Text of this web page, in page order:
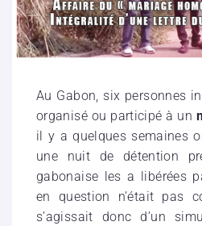
Au Gabon, six personnes
organisé ou participé à un
il y a quelques semaines
une nuit de détention
gabonaise les a libérées
en question n’était pas
s’agissait donc d’un